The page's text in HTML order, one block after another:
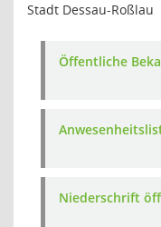
Stadt Dessau-Roßlau
Öffentliche
Niederschrift